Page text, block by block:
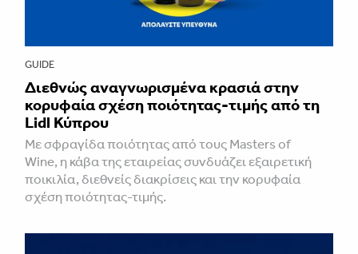
GUIDE
Διεθνώς αναγνωρισμένα κρασιά στην
κορυφαία σχέση ποιότητας-τιμής από τη
Lidl Κύπρου
Με σφραγίδα ποιότητας από τους Masters of
Wine, η κάβα της εταιρείας συνδυάζει εξαιρετική
ποικιλία, διεθνείς διακρίσεις και την κορυφαία
σχέση ποιότητας-τιμής.